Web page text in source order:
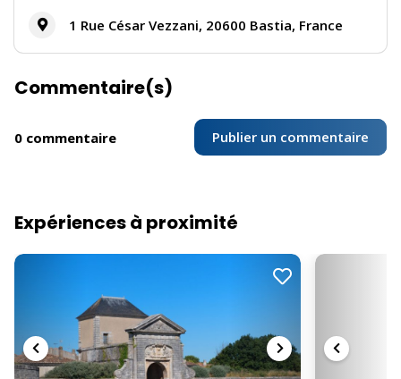
1 Rue César Vezzani, 20600 Bastia, France
Commentaire(s)
0 commentaire Publier un commentaire
Expériences à proximité